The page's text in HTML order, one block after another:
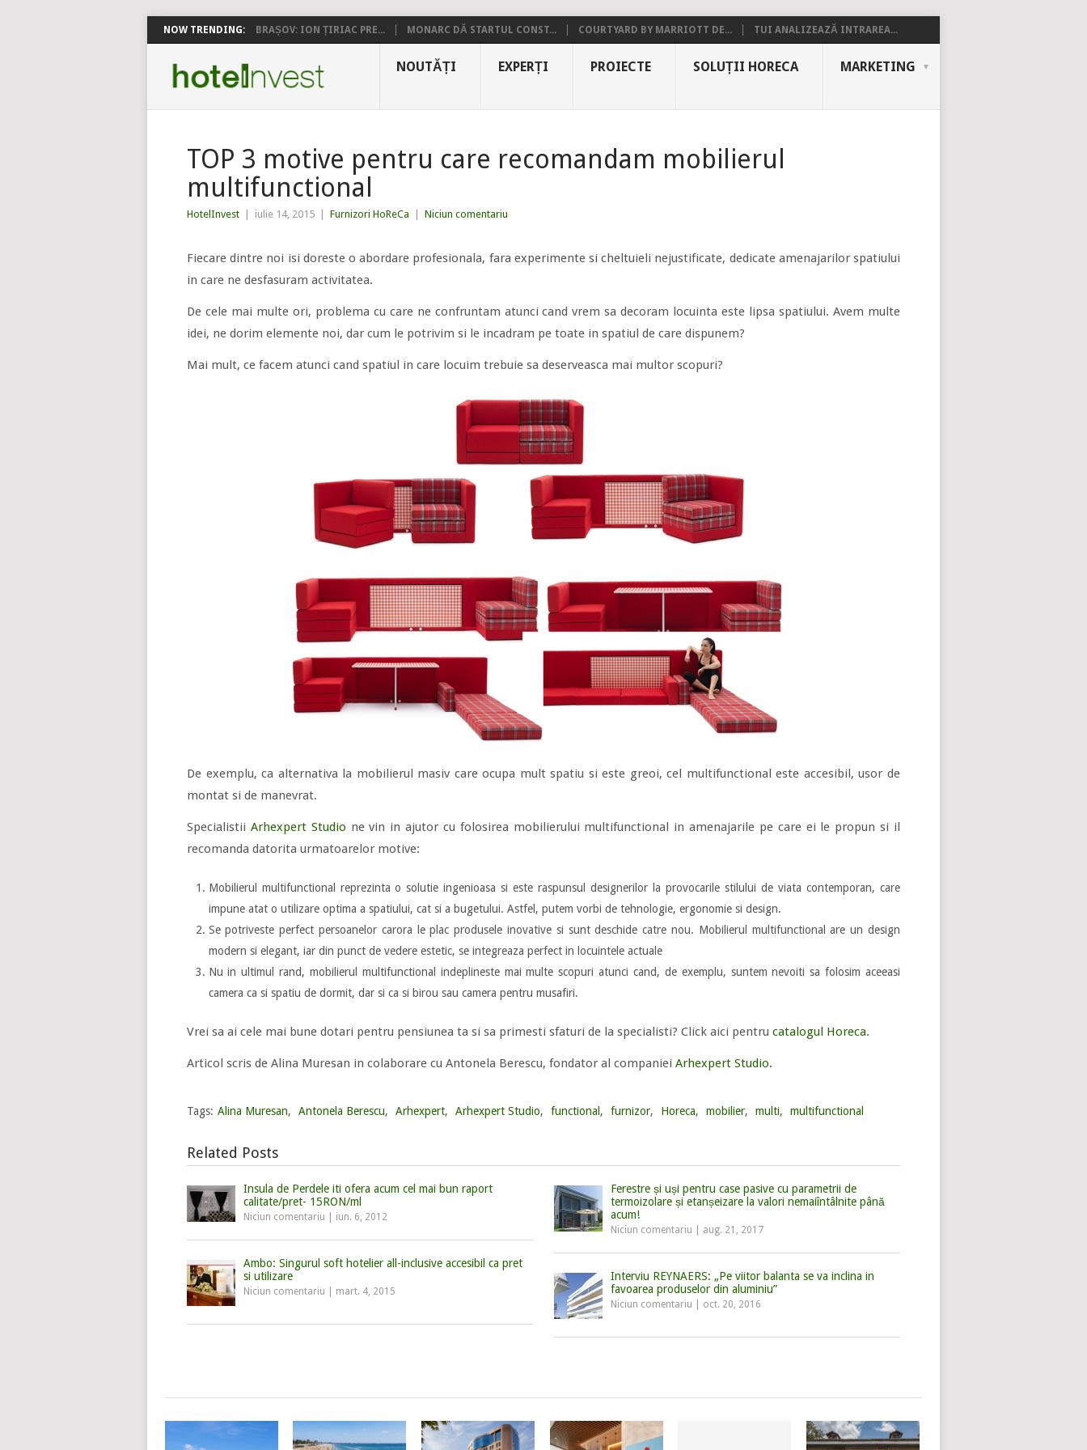
NOW TRENDING: BRAȘOV: ION ȚIRIAC PRE... MONARC DĂ STARTUL CONST... COURTYARD BY MARRIOTT DE... TUI ANALIZEAZĂ INTRAREA...
NOUTĂȚI EXPERȚI PROIECTE SOLUȚII HORECA MARKETING
TOP 3 motive pentru care recomandam mobilierul
multifunctional
HotelInvest iulie 14, 2015 Furnizori HoReCa Niciun comentariu
Fiecare dintre noi isi doreste o abordare profesionala, fara experimente si cheltuieli nejustificate, dedicate amenajarilor spatiului
in care ne desfasuram activitatea.
De cele mai multe ori, problema cu care ne confruntam atunci cand vrem sa decoram locuinta este lipsa spatiului. Avem multe
idei, ne dorim elemente noi, dar cum le potrivim si le incadram pe toate in spatiul de care dispunem?
Mai mult, ce facem atunci cand spatiul in care locuim trebuie sa deserveasca mai multor scopuri?
De exemplu, ca alternativa la mobilierul masiv care ocupa mult spatiu si este greoi, cel multifunctional este accesibil, usor de
montat si de manevrat.
Specialistii Arhexpert Studio ne vin in ajutor cu folosirea mobilierului multifunctional in amenajarile pe care ei le propun si il
recomanda datorita urmatoarelor motive:
Mobilierul multifunctional reprezinta o solutie ingenioasa si este raspunsul designerilor la provocarile stilului de viata contemporan, care
impune atat o utilizare optima a spatiului, cat si a bugetului. Astfel, putem vorbi de tehnologie, ergonomie si design.
Se potriveste perfect persoanelor carora le plac produsele inovative si sunt deschide catre nou. Mobilierul multifunctional are un design
modern si elegant, iar din punct de vedere estetic, se integreaza perfect in locuintele actuale
Nu in ultimul rand, mobilierul multifunctional indeplineste mai multe scopuri atunci cand, de exemplu, suntem nevoiti sa folosim aceeasi
camera ca si spatiu de dormit, dar si ca si birou sau camera pentru musafiri.
Vrei sa ai cele mai bune dotari pentru pensiunea ta si sa primesti sfaturi de la specialisti? Click aici pentru catalogul Horeca.
Articol scris de Alina Muresan in colaborare cu Antonela Berescu, fondator al companiei Arhexpert Studio.
Tags: Alina Muresan, Antonela Berescu, Arhexpert, Arhexpert Studio, functional, furnizor, Horeca, mobilier, multi, multifunctional
Related Posts
Insula de Perdele iti ofera acum cel mai bun raport
calitate/pret- 15RON/ml
Niciun comentariu iun. 6, 2012
Ferestre și uși pentru case pasive cu parametrii de
termoizolare și etanșeizare la valori nemaiîntâlnite până
acum!
Niciun comentariu aug. 21, 2017
Ambo: Singurul soft hotelier all-inclusive accesibil ca pret
si utilizare
Niciun comentariu mart. 4, 2015
Interviu REYNAERS: „Pe viitor balanta se va inclina in
favoarea produselor din aluminiu”
Niciun comentariu oct. 20, 2016